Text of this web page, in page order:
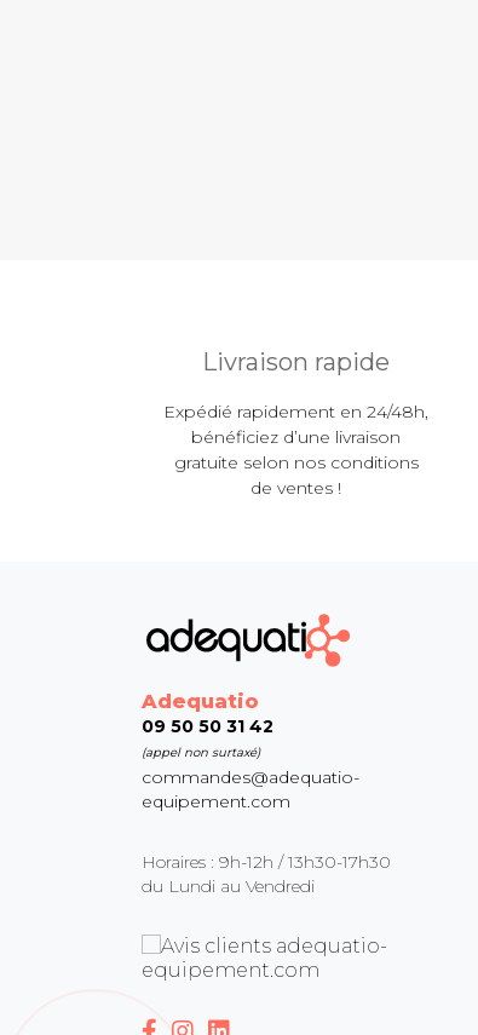
Livraison rapide
Expédié rapidement en 24/48h,
bénéficiez d’une livraison
gratuite selon nos conditions
de ventes !
Adequatio
09 50 50 31 42
(appel non surtaxé)
commandes@adequatio-
equipement.com
Horaires : 9h-12h / 13h30-17h30
du Lundi au Vendredi